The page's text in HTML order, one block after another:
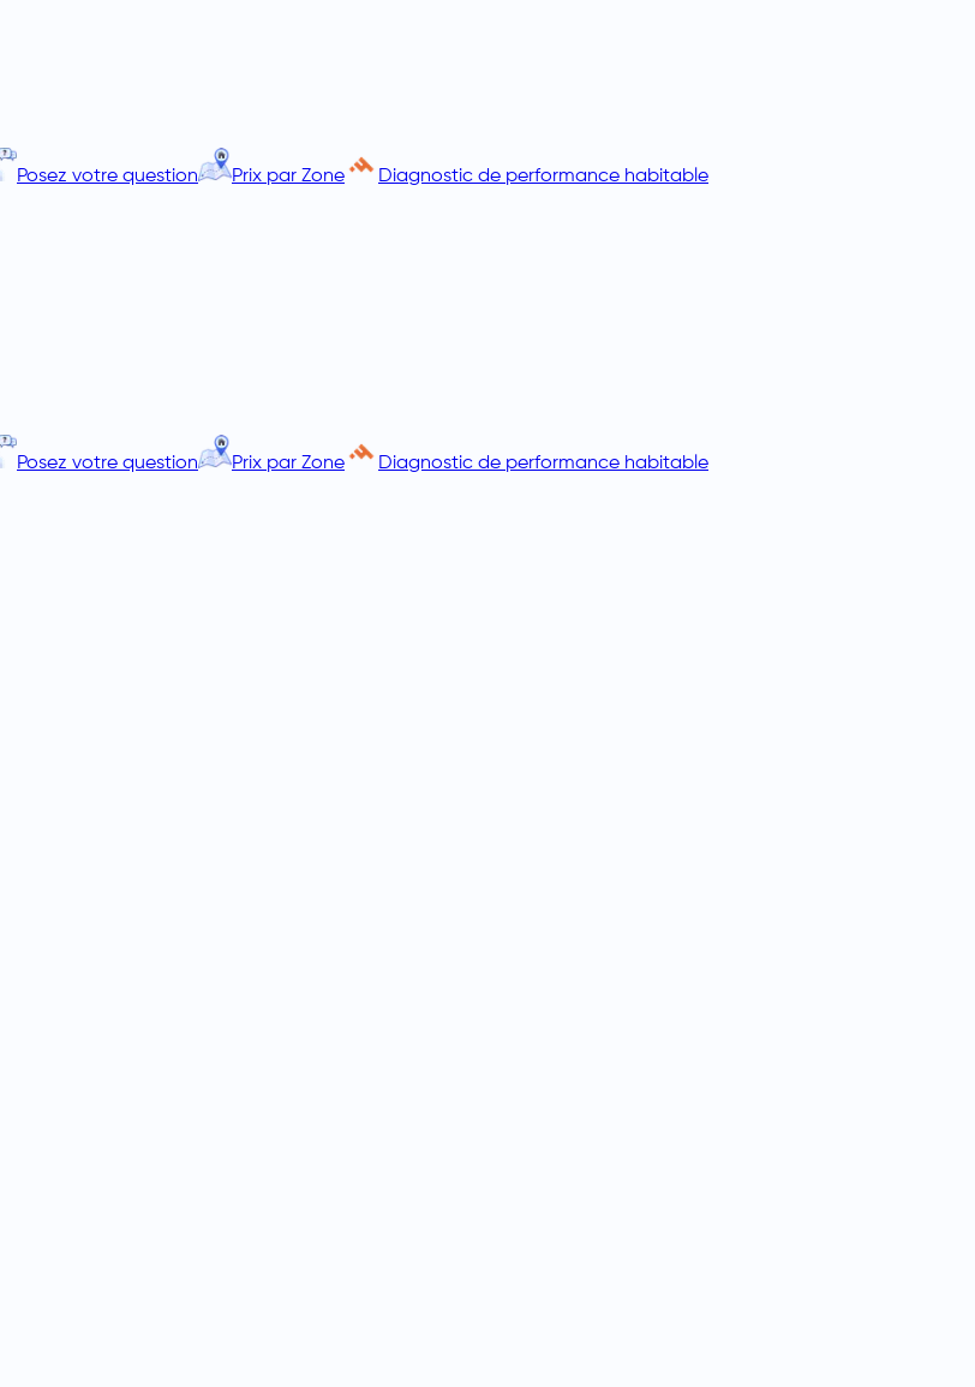
Posez votre question Prix par Zone Diagnostic de performance habitable
Posez votre question Prix par Zone
Diagnostic de performance habitable